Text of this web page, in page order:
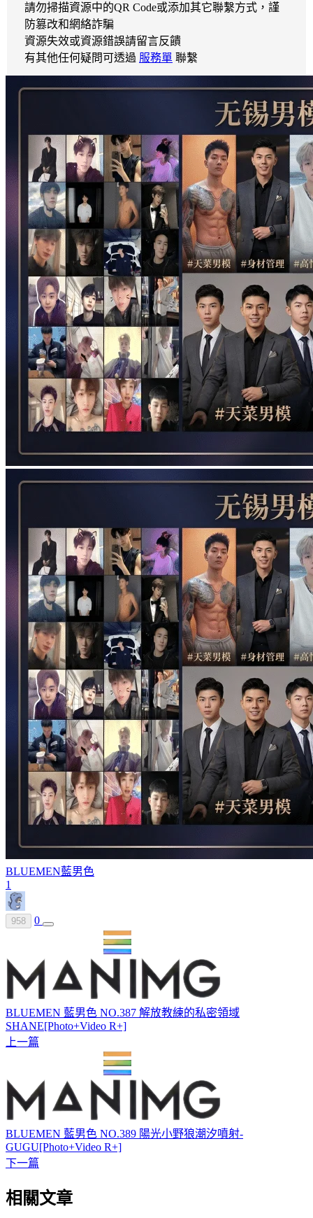
請勿掃描資源中的QR Code或添加其它聯繫方式，謹
防篡改和網絡詐騙
資源失效或資源錯誤請留言反饋
有其他任何疑問可透過 服務單 聯繫
BLUEMEN藍男色
1
958 0
BLUEMEN 藍男色 NO.387 解放教練的私密領域
SHANE[Photo+Video R+]
上一篇
BLUEMEN 藍男色 NO.389 陽光小野狼潮汐噴射-
GUGU[Photo+Video R+]
下一篇
相關文章